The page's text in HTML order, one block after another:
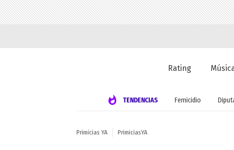
Rating
TENDENCIAS Femicidio
Primicias YA PrimiciasYA